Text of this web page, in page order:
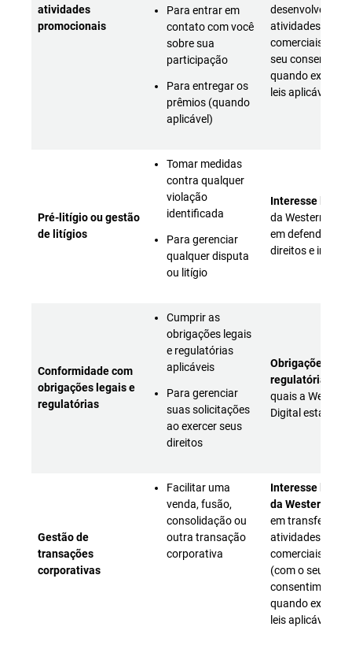
atividades
promocionais
Para entrar em
contato com você
sobre sua
participação
Para entregar os
prêmios (quando
aplicável)
desenvolver
atividades
comerciais (com
seu
quando exigido
leis aplicáveis)
Pré-litígio ou gestão
de litígios
Tomar medidas
contra qualquer
violação
identificada
Para gerenciar
qualquer disputa
ou litígio
Interesse
da Western
em defender
direitos e
Conformidade com
obrigações legais e
regulatórias
Cumprir as
obrigações legais
e regulatórias
aplicáveis
Para gerenciar
suas solicitações
ao exercer seus
direitos
Obrigações
regulatórias
quais a Western
Digital está
Gestão de
transações
corporativas
Facilitar uma
venda, fusão,
consolidação ou
outra transação
corporativa
Interesse
da Western
em transferir
atividades
comerciais ou
(com o seu
consentimento,
quando exigido
leis aplicáveis)